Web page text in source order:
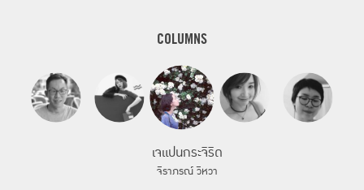
COLUMNS
เจแปนกระจิริด
จิราภรณ์ วิหวา